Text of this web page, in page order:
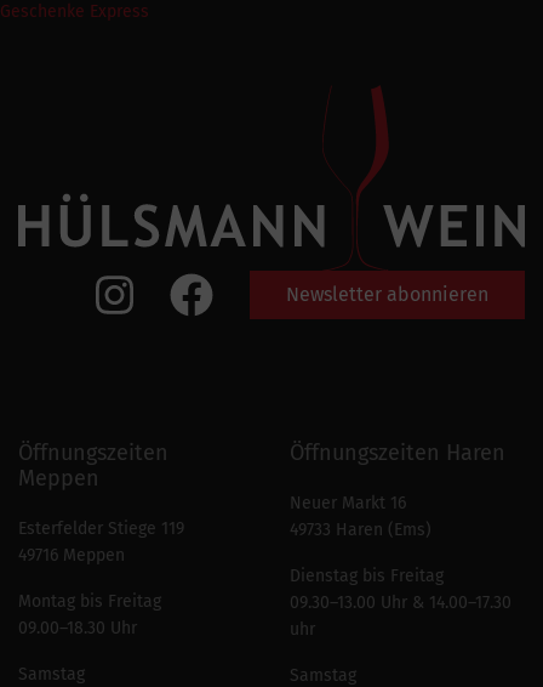
Geschenke Express
Newsletter abonnieren
Öffnungszeiten
Meppen
Esterfelder Stiege 119
49716 Meppen
Montag bis Freitag
09.00–18.30 Uhr
Samstag
Öffnungszeiten Haren
Neuer Markt 16
49733 Haren (Ems)
Dienstag bis Freitag
09.30–13.00 Uhr & 14.00–17.30
uhr
Samstag